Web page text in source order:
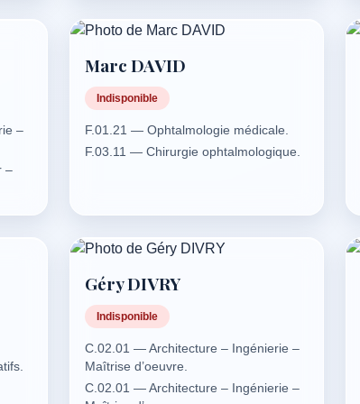
généralistes.
(Stations d’épuration: voir E.03.05.)
C.10.03 — Distribution de gaz.
appareils sanitaires.
C.10.05 — Récupération des eaux de
C.10.06 — Réseaux d’eau potable,
pluviales.
chauffage toutes énergies, stations et
réseaux de chauffage, capteurs
solaires – eau chaude sanitaire (ECS)
– fours, fumisterie, ventilation, usine et
process d’incinération – Thermique
industrielle.
–
–
Marc DAVID
Indisponible
F.01.21 — Ophtalmologie médicale.
F.03.11 — Chirurgie ophtalmologique.
Géry DIVRY
Indisponible
C.02.01 — Architecture – Ingénierie –
Maîtrise d’oeuvre.
C.02.01 — Architecture – Ingénierie –